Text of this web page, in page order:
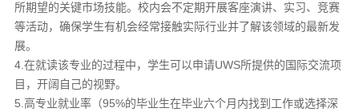
所期望的关键市场技能。校内会不定期开展客座演讲、实习、竞赛
等活动，确保学生有机会经常接触实际行业并了解该领域的最新发
展。
4.在就读该专业的过程中，学生可以申请UWS所提供的国际交流项
目，开阔自己的视野。
5.高专业就业率（95%的毕业生在毕业六个月内找到工作或选择深